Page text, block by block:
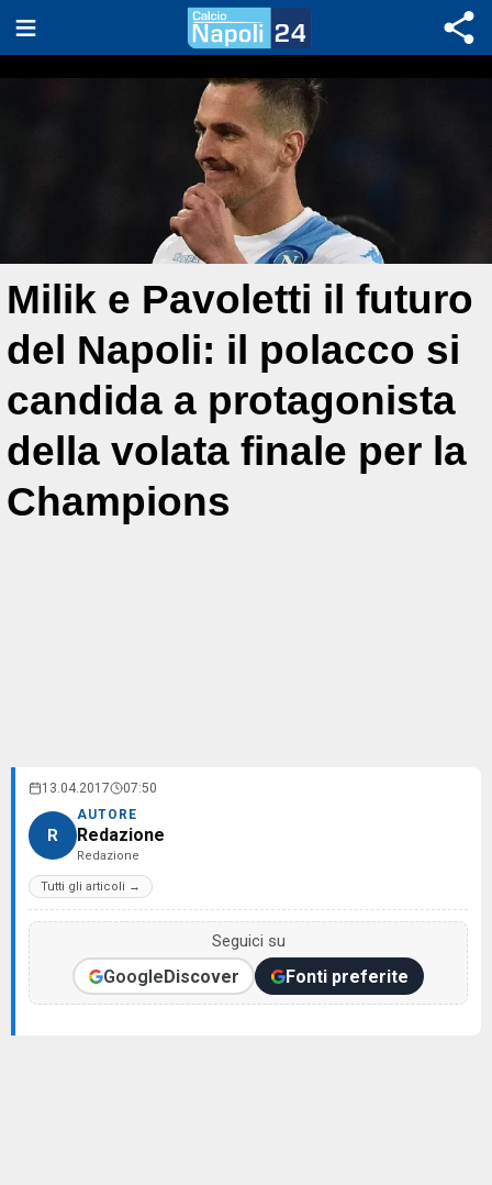
Milik e Pavoletti il futuro
del Napoli: il polacco si
candida a protagonista
della volata finale per la
Champions
13.04.2017 07:50
R
AUTORE
Redazione
Redazione
Tutti gli articoli →
Seguici su
GoogleDiscover Fonti preferite